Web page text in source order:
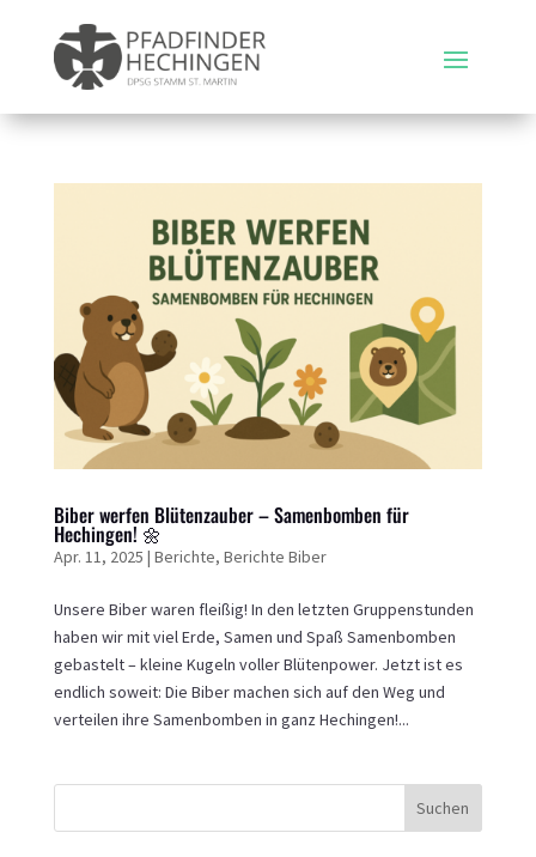
Biber werfen Blütenzauber – Samenbomben für
Hechingen! 🌼
Apr. 11, 2025 | Berichte, Berichte Biber
Unsere Biber waren fleißig! In den letzten Gruppenstunden
haben wir mit viel Erde, Samen und Spaß Samenbomben
gebastelt – kleine Kugeln voller Blütenpower. Jetzt ist es
endlich soweit: Die Biber machen sich auf den Weg und
verteilen ihre Samenbomben in ganz Hechingen!...